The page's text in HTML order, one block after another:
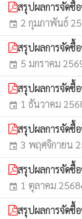
สรุปผลการจัดซื้
event 2 กุมภาพันธ์
สรุปผลการจัดซื้
event 5 มกราคม
สรุปผลการจัดซื้
event 1 ธันวาคม
สรุปผลการจัดซื้
event 3 พฤศจิกายน
สรุปผลการจัดซื้
event 1 ตุลาคม 2568
สรุปผลการจัดซื้